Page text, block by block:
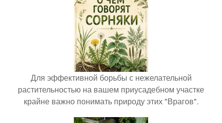
Для эффективной борьбы с нежелательной
растительностью на вашем приусадебном участке
крайне важно понимать природу этих "Врагов".